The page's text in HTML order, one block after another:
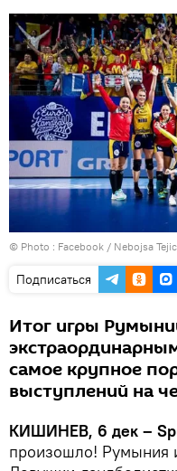
© Photo : Facebook / Nebojsa
Подписаться
Итог игры
самое крупное
выступлений на
КИШИНЕВ, 6 дек –
произошло! Румыния